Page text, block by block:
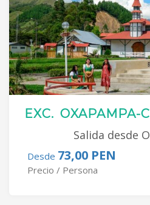
EXC. OXAPAMPA-
Salida desde
Desde 73,00 PEN
Precio / Persona